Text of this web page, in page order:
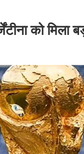
को मिला